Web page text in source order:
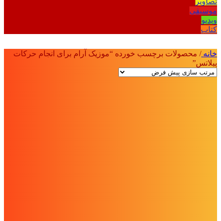
موسیقی
ویدیو
کتاب
خانه/ محصولات برچسب خورده “موزیک آرام برای انجام حرکات
پیلاتس”